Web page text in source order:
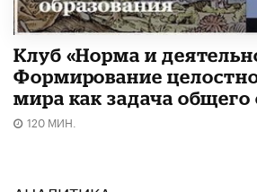
Клуб «Норма и
Формирование
мира как задача общего
120 МИН.